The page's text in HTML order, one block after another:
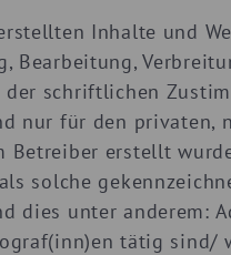
Inhalte und
Bearbeitung,
schriftlichen
nur für den privaten,
Betreiber erstellt
solche
dies unter anderem:
tätig sind/